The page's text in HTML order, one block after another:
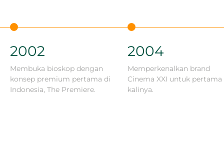
2002
Membuka bioskop dengan
konsep premium pertama di
Indonesia, The Premiere.
2004
Memperkenalkan brand
Cinema XXI untuk pertama
kalinya.